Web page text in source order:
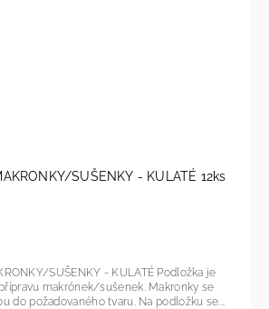
SUŠENKY - KULATÉ 12ks
SUŠENKY - KULATÉ Podložka je
makrónek/sušenek. Makronky se
díky podložce upečou do požadovaného tvaru. Na podložku se...